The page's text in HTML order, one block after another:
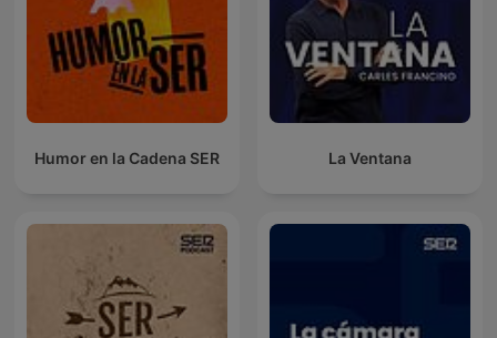
Humor en la Cadena SER La Ventana